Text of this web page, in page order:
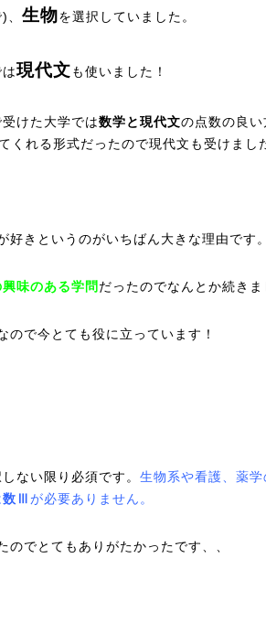
生物を選択していました。
現代文も使いました！
けた大学では数学と現代文の点数の良い
くれる形式だったので現代文も受けまし
好きというのがいちばん大きな理由です。
興味のある学問 だったのでなんとか続きま
ので今とても役に立っています！
ない限り必須です。 生物系や看護、薬学
数Ⅲが必要ありません。
のでとてもありがたかったです、、